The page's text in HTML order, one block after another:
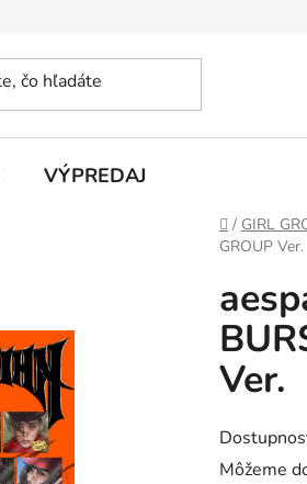
VÝPREDAJ
Domov
/ GIRL
GROUP Ver.
Ver.
Môžeme